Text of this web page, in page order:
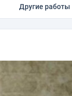
Другие работы